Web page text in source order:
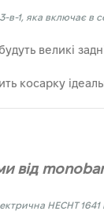
в-1, яка включає в
великі
косарку
від
HECHT 1641